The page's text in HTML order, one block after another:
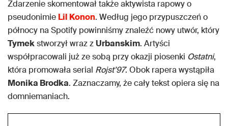
Zdarzenie skomentował także aktywista rapowy o
pseudonimie Lil Konon. Według jego przypuszczeń o
północy na Spotify powinniśmy znaleźć nowy utwór, który
Tymekstworzył wraz zUrbanskim. Artyści
współpracowali już ze sobą przy okazji piosenki Ostatni,
która promowała serial Rojst’97. Obok rapera wystąpiła
Monika Brodka. Zaznaczamy, że cały tekst opiera się na
domniemaniach.